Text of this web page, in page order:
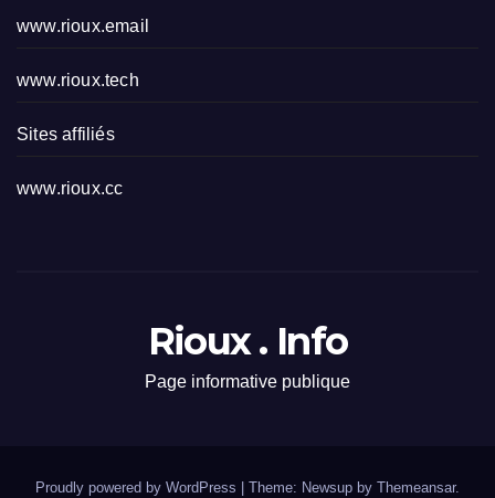
www.rioux.email
www.rioux.tech
Sites affiliés
www.rioux.cc
Rioux . Info
Page informative publique
Proudly powered by WordPress Theme: Newsup by Themeansar.